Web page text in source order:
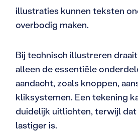
illustraties kunnen teksten
overbodig maken.
Bij technisch illustreren
alleen de essentiële
aandacht, zoals knoppen,
kliksystemen. Een tekening
duidelijk uitlichten, terwijl
lastiger is.